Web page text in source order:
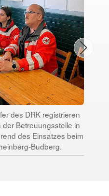
des DRK registrieren
Betreuungsstelle in
des Einsatzes beim
Budberg.